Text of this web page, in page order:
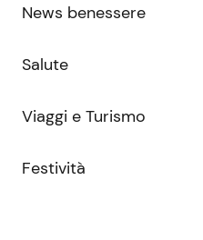
News benessere
Salute
Viaggi e Turismo
Festività